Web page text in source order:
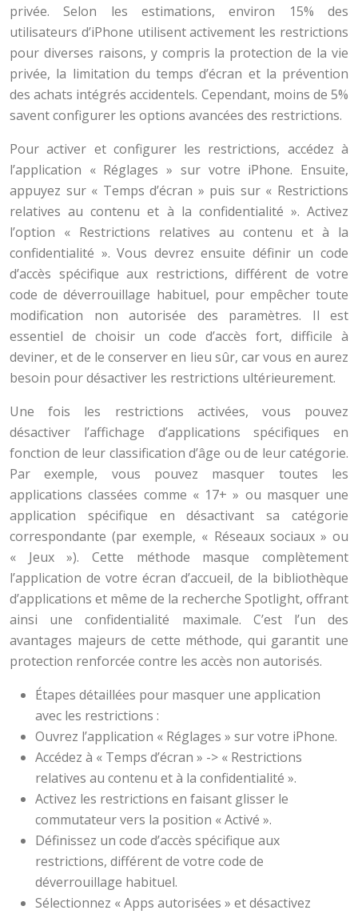
privée. Selon les estimations, environ 15% des
utilisateurs d’iPhone utilisent activement les restrictions
pour diverses raisons, y compris la protection de la vie
privée, la limitation du temps d’écran et la prévention
des achats intégrés accidentels. Cependant, moins de 5%
savent configurer les options avancées des restrictions.
Pour activer et configurer les restrictions, accédez à
l’application « Réglages » sur votre iPhone. Ensuite,
appuyez sur « Temps d’écran » puis sur « Restrictions
relatives au contenu et à la confidentialité ». Activez
l’option « Restrictions relatives au contenu et à la
confidentialité ». Vous devrez ensuite définir un code
d’accès spécifique aux restrictions, différent de votre
code de déverrouillage habituel, pour empêcher toute
modification non autorisée des paramètres. Il est
essentiel de choisir un code d’accès fort, difficile à
deviner, et de le conserver en lieu sûr, car vous en aurez
besoin pour désactiver les restrictions ultérieurement.
Une fois les restrictions activées, vous pouvez
désactiver l’affichage d’applications spécifiques en
fonction de leur classification d’âge ou de leur catégorie.
Par exemple, vous pouvez masquer toutes les
applications classées comme « 17+ » ou masquer une
application spécifique en désactivant sa catégorie
correspondante (par exemple, « Réseaux sociaux » ou
« Jeux »). Cette méthode masque complètement
l’application de votre écran d’accueil, de la bibliothèque
d’applications et même de la recherche Spotlight, offrant
ainsi une confidentialité maximale. C’est l’un des
avantages majeurs de cette méthode, qui garantit une
protection renforcée contre les accès non autorisés.
Étapes détaillées pour masquer une application
avec les restrictions :
Ouvrez l’application « Réglages » sur votre iPhone.
Accédez à « Temps d’écran » -> « Restrictions
relatives au contenu et à la confidentialité ».
Activez les restrictions en faisant glisser le
commutateur vers la position « Activé ».
Définissez un code d’accès spécifique aux
restrictions, différent de votre code de
déverrouillage habituel.
Sélectionnez « Apps autorisées » et désactivez